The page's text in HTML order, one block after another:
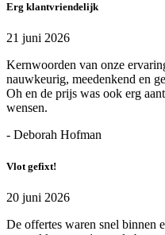
Erg klantvriendelijk
21 juni 2026
Kernwoorden van onze
nauwkeurig, meedenkend en
Oh en de prijs was ook erg
wensen.
- Deborah Hofman
Vlot gefixt!
20 juni 2026
De offertes waren snel binnen